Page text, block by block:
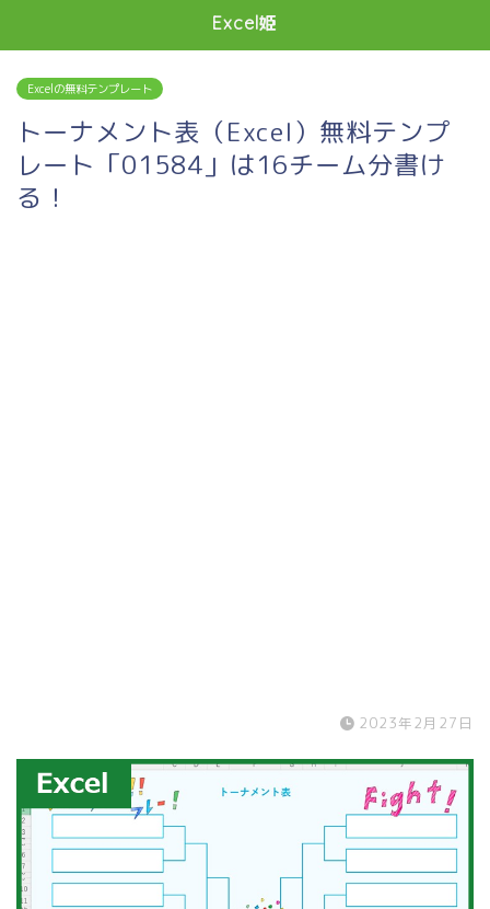
Excel姫
Excelの無料テンプレート
トーナメント表（Excel）無料テンプ
レート「01584」は16チーム分書け
る！
2023年2月27日